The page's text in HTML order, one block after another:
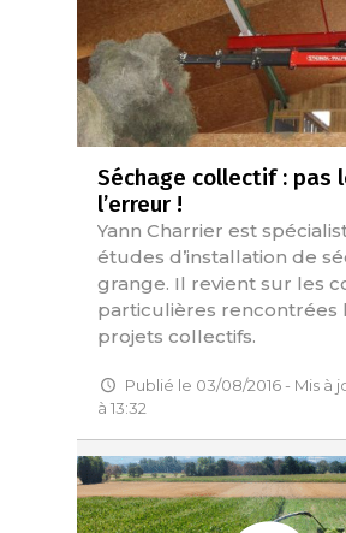
Séchage collectif : pas
l’erreur !
Yann Charrier est
études d’installation de
grange. Il revient sur les
particulières rencontrées
projets collectifs.
Publié le 03/08/2016 - Mis à
à 13:32